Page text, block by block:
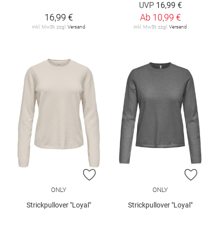
16,99 €
inkl. MwSt. zzgl.Versand
UVP 16,99 €
Ab 10,99 €
inkl. MwSt. zzgl.Versand
ZUR WUNSCHLISTE HINZUFÜGEN
ONLY
Strickpullover "Loyal"
ZUR
ONLY
Strickpullover "Loyal"